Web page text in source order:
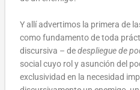
Y allí advertimos la primera de
como fundamento de toda
discursiva – dedespliegue de
social cuyo rol y asunción del
exclusividad en la necesidad